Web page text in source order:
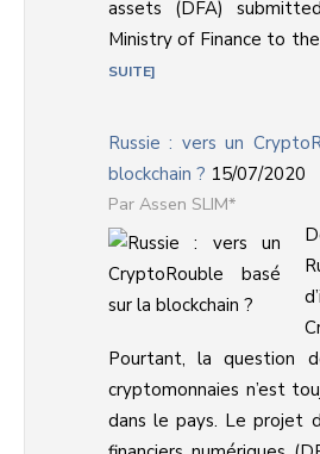
assets (DFA)
Ministry of Finance to
SUITE
Russie : vers un
blockchain ? 15/07/2020
Assen SLIM*
Pourtant, la question
cryptomonnaies n’est
dans le pays. Le projet